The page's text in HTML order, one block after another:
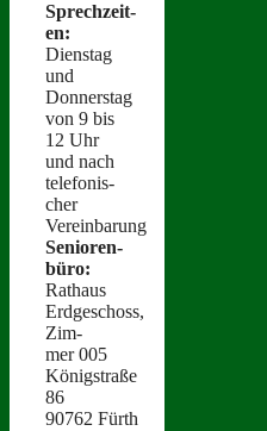
Sprechzeit­
en:
Dien­stag
und
Donnerstag
von 9 bis
12 Uhr
und nach
tele­fonis­
ch­er
Vereinbarung
Senioren­
büro:
Rathaus
Erdgeschoss,
Zim­
mer 005
Königstraße
86
90762 Fürth